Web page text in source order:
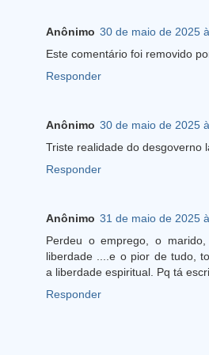
Anônimo 30 de maio de 2025
Este comentário foi removido
Responder
Anônimo 30 de maio de 2025
Triste realidade do desgoverno
Responder
Anônimo 31 de maio de 2025
Perdeu o emprego, o
liberdade ....e o pior de tudo,
a liberdade espiritual. Pq tá
Responder